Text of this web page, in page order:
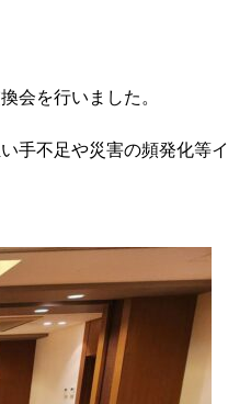
会を行いました。
不足や災害の頻発化等